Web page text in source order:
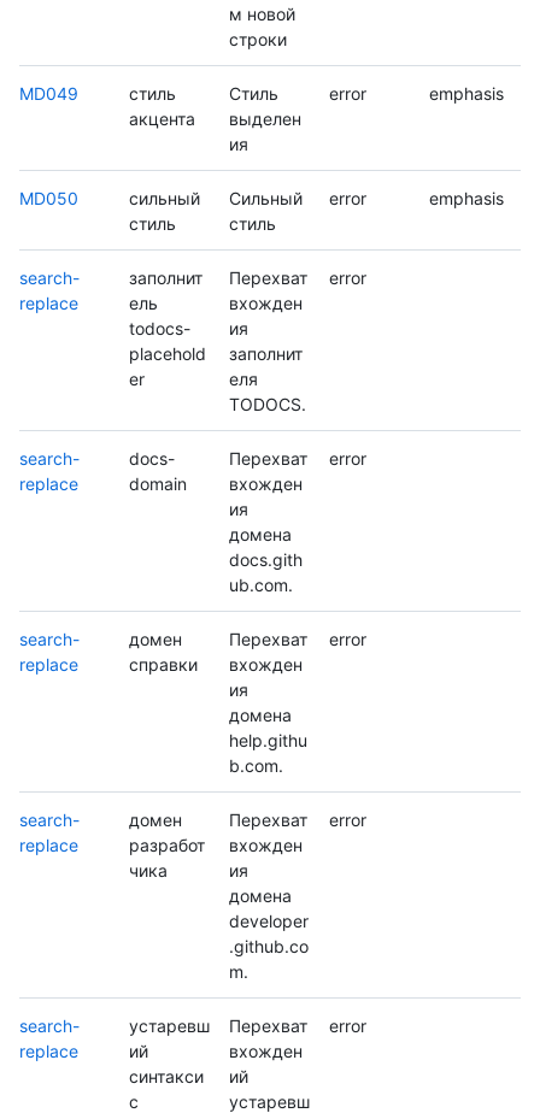
м новой
строки
MD049
стиль
акцента
Стиль
выделен
ия
error emphasis
MD050
сильный
стиль
Сильный
стиль
error emphasis
search-
replace
заполнит
ель
todocs-
placehold
er
Перехват
вхожден
ия
заполнит
еля
TODOCS.
error
search-
replace
docs-
domain
Перехват
вхожден
ия
домена
docs.gith
ub.com.
error
search-
replace
домен
справки
Перехват
вхожден
ия
домена
help.githu
b.com.
error
search-
replace
домен
разработ
чика
Перехват
вхожден
ия
домена
developer
.github.co
m.
error
search-
replace
устаревш
ий
синтакси
с
Перехват
вхожден
ий
устаревш
error